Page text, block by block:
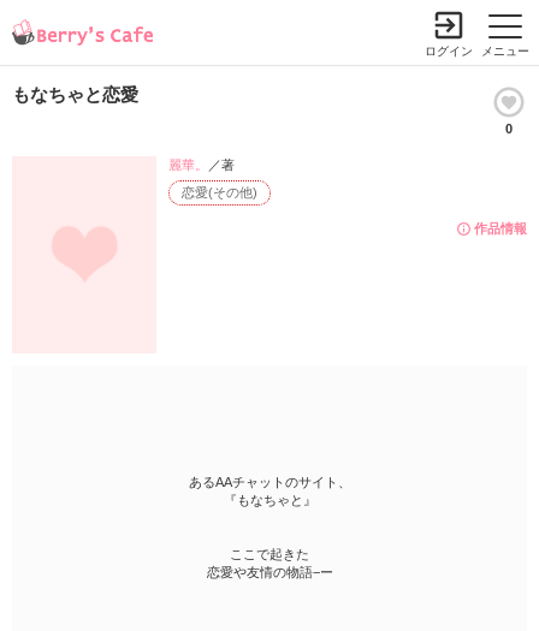
メニュー
ログイン
もなちゃと恋愛
0
作品情報
恋愛(その他)
麗華。 ／著
あるAAチャットのサイト、
『もなちゃと』
ここで起きた
恋愛や友情の物語−ー